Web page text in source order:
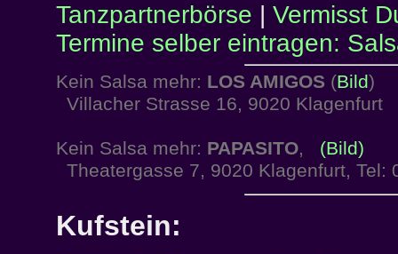
Tanzpartnerbörse
Vermisst
Termine selber eintragen:
Kein Salsa mehr: LOS AMIGOS (Bild)
Villacher Strasse 16, 9020 Klagenfurt
Kein Salsa mehr: PAPASITO, (Bild)
Theatergasse 7, 9020 Klagenfurt, Tel:
Kufstein: